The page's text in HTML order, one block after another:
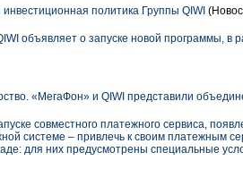
политика Группы QIWI
объявляет о запуске новой программы, в
«МегаФон» и QIWI представили
совместного платежного сервиса,
системе – привлечь к своим платежным
для них предусмотрены специальные